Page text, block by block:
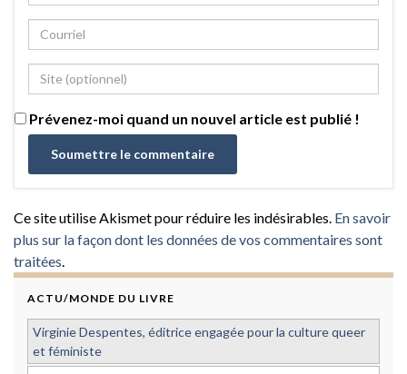
Prévenez-moi quand un nouvel article est publié !
Ce site utilise Akismet pour réduire les indésirables. En savoir
plus sur la façon dont les données de vos commentaires sont
traitées
ACTU/MONDE DU LIVRE
Virginie Despentes, éditrice engagée pour la culture queer
et féministe